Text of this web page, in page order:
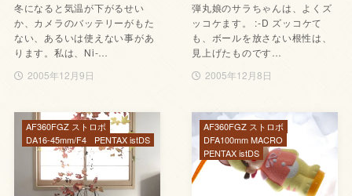
冬になると気温が下がるせい
か、カメラのバッテリーがもた
ない、あるいは使えない事があ
ります。私は、Ni-…
2005年12月9日
弾丸娘のサラちゃんは、よくズ
ッコケます。 :-D ズッコケて
も、ボールを放さない根性は、
見上げたものです…
2005年12月8日
AF360FGZ ストロボ
DA16-45mm/F4
PENTAX istDS
AF360FGZ ストロボ
DFA100mm MACRO
PENTAX istDS